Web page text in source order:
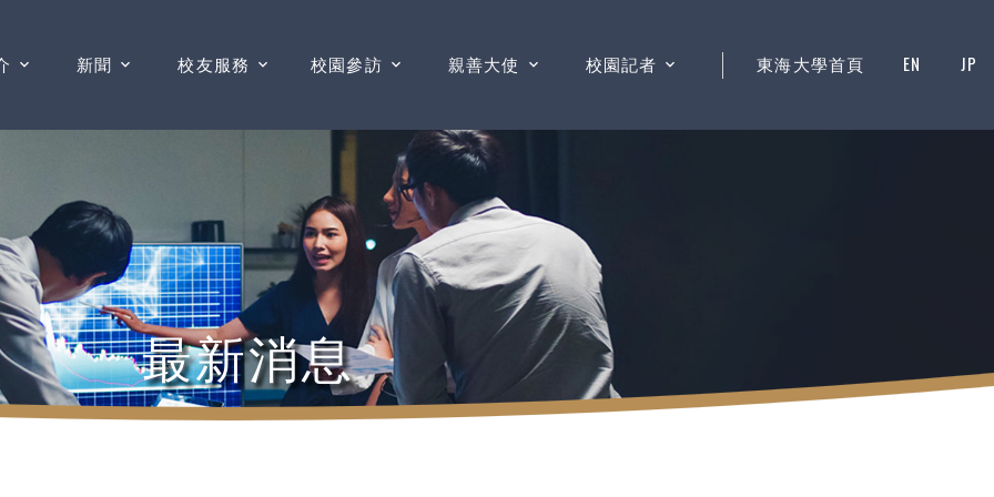
新聞 校友服務 校園參訪 親善大使 校園記者 東海大學首頁 EN JP
最新消息